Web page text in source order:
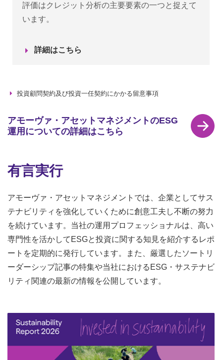
評価はクレジット分析の主要要素の一つと捉えて
います。
詳細はこちら
投資顧問契約及び投資一任契約にかかる留意事項
アモーヴァ・アセットマネジメントのESG
運用についての詳細はこちら
有言実行
アモーヴァ・アセットマネジメントでは、企業としてサス
テナビリティを強化していくために創意工夫し不断の努力
を続けています。当社の運用プロフェッショナルは、高い
専門性を活かしてESGと投資に関する知見を紹介するレポ
ートを定期的に発行しています。また、厳選したソートリ
ーダーシップ記事の特集や当社におけるESG・サステナビ
リティ関連の最新の情報を公開しています。